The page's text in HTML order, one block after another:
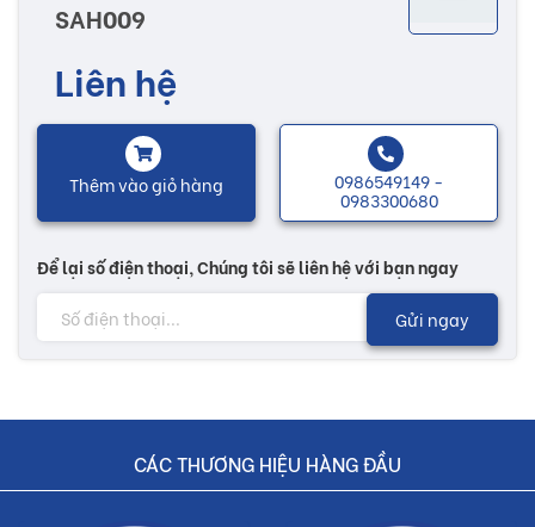
Gạch ốp tường Đồng Tâm 30x60 với hai dòng chủ yếu là gạch
Granite và gạch Ceramic. Được sản xuất trên dây chuyền hiện
đại, mỗi loại đều có những ưu điểm nổi bật và chất lượng cao như
Sự đa dạng về mẫu mã, màu sắc và hoa văn sẽ tăng thêm nhiều sự
SAH009
Liên hệ
Thêm vào giỏ hàng 0986549149 -
0983300680
Để lại số điện thoại, Chúng tôi sẽ liên hệ với bạn ngay
Gửi ngay
CÁC THƯƠNG HIỆU HÀNG ĐẦU